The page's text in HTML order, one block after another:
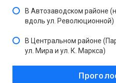
В Автозаводском районе
вдоль ул. Революционной)
В Центральном районе
ул. Мира и ул. К. Маркса)